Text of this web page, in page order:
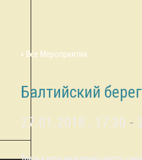
« Все Мероприятия
Балтийский
27.01.2018 , 17:30 -